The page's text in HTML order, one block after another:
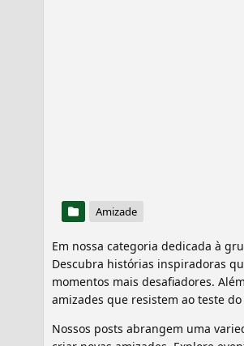
Amizade
Em nossa categoria dedicada à
Descubra histórias inspiradoras
momentos mais desafiadores.
amizades que resistem ao teste
Nossos posts abrangem uma